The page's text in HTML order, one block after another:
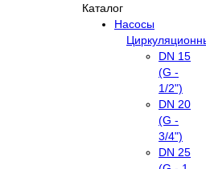
Каталог
Насосы
DN 15
(G -
1/2")
DN 20
(G -
3/4")
DN 25